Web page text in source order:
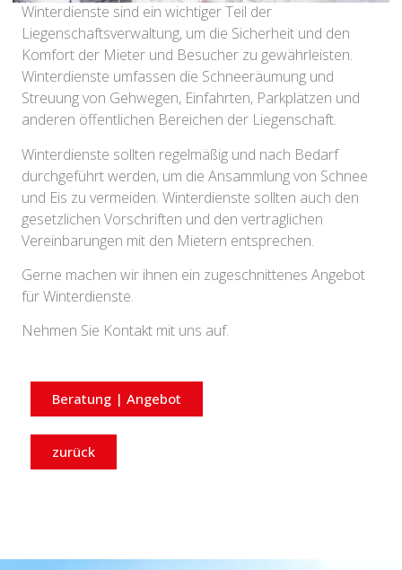
Winterdienste sind ein wichtiger Teil der
Liegenschaftsverwaltung, um die Sicherheit und den
Komfort der Mieter und Besucher zu gewährleisten.
Winterdienste umfassen die Schneeräumung und
Streuung von Gehwegen, Einfahrten, Parkplätzen und
anderen öffentlichen Bereichen der Liegenschaft.
Winterdienste sollten regelmäßig und nach Bedarf
durchgeführt werden, um die Ansammlung von Schnee
und Eis zu vermeiden. Winterdienste sollten auch den
gesetzlichen Vorschriften und den vertraglichen
Vereinbarungen mit den Mietern entsprechen.
Gerne machen wir ihnen ein zugeschnittenes Angebot
für Winterdienste.
Nehmen Sie Kontakt mit uns auf.
Beratung | Angebot
zurück